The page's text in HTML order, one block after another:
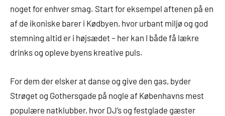
noget for enhver smag. Start for eksempel aftenen på en
af de ikoniske barer i Kødbyen, hvor urbant miljø og god
stemning altid er i højsædet – her kan I både få lækre
drinks og opleve byens kreative puls.
For dem der elsker at danse og give den gas, byder
Strøget og Gothersgade på nogle af Københavns mest
populære natklubber, hvor DJ’s og festglade gæster